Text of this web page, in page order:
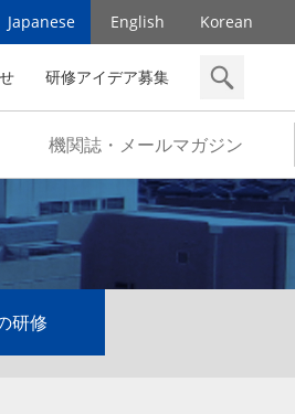
Japanese English Korean
機関誌・メールマガジン
研修アイデア募集
研修